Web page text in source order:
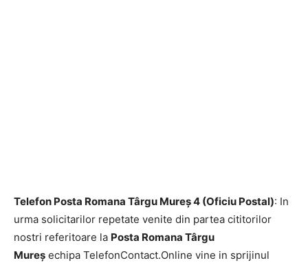
Telefon Posta Romana Târgu Mureş 4 (Oficiu Postal): In
urma solicitarilor repetate venite din partea cititorilor
nostri referitoare la Posta Romana Târgu
Mureş echipa TelefonContact.Online vine in sprijinul